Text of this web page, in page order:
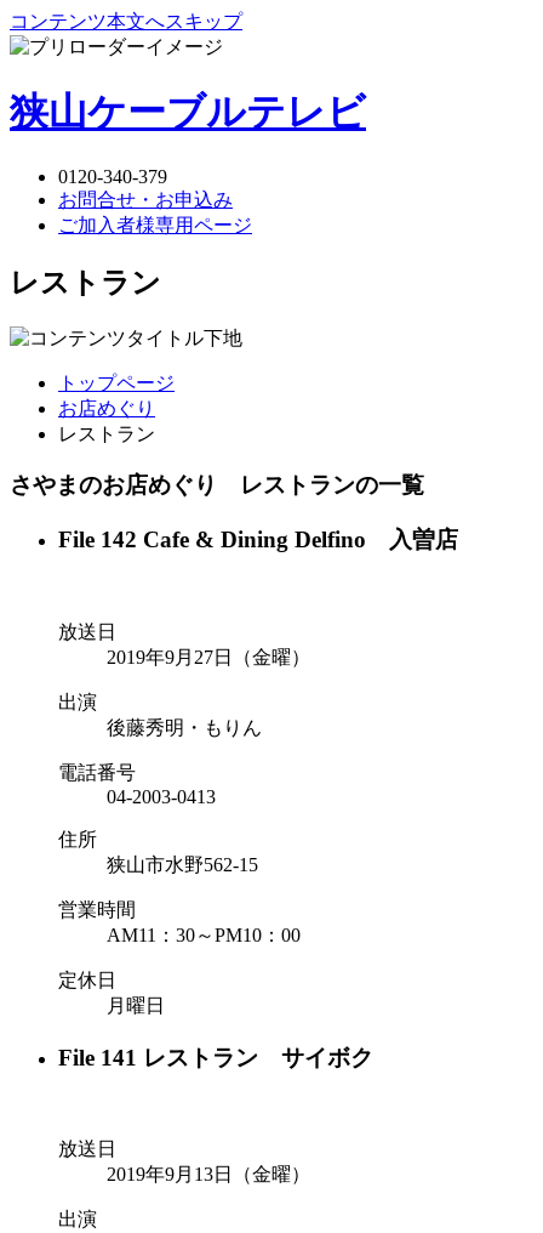
コンテンツ本文へスキップ
狭山ケーブルテレビ
0120-340-379
お問合せ・お申込み
ご加入者様専用ページ
レストラン
トップページ
お店めぐり
レストラン
さやまのお店めぐり レストランの一覧
File 142 Cafe & Dining Delfino 入曽店
放送日
2019年9月27日（金曜）
出演
後藤秀明・もりん
電話番号
04-2003-0413
住所
狭山市水野562-15
営業時間
AM11：30～PM10：00
定休日
月曜日
File 141 レストラン サイボク
放送日
2019年9月13日（金曜）
出演